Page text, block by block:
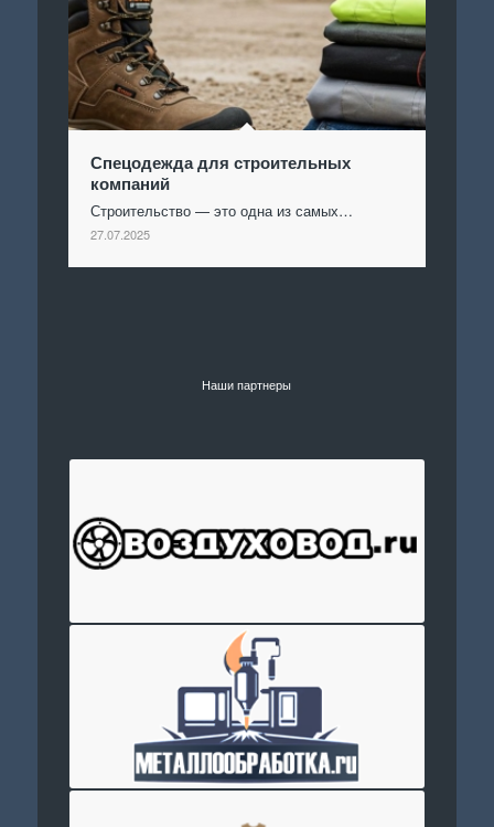
Спецодежда для строительных
компаний
Строительство — это одна из самых…
27.07.2025
Наши партнеры